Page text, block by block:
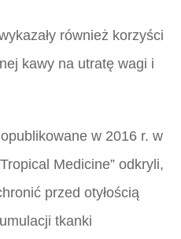
również korzyści
kawy na utratę wagi i
w 2016 r. w
Medicine” odkryli,
przed otyłością
tkanki